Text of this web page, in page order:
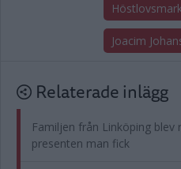
Joacim
Relaterade inlägg
Familjen från Linköping blev
presenten man fick